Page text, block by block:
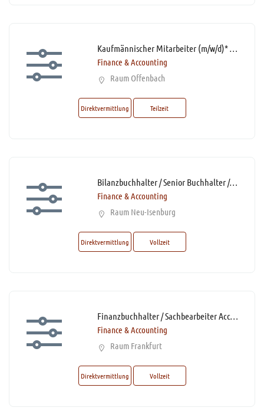
Kaufmännischer Mitarbeiter (m/w/d)* Rechnungswesen mit Schwerpunkt Leistungsabrechnung Teilzeit
Finance & Accounting
Raum Offenbach
Direktvermittlung Teilzeit
Bilanzbuchhalter / Senior Buchhalter / Senior Accountant (m/w/d)* mit DATEV-Kenntnissen
Finance & Accounting
Raum Neu-Isenburg
Direktvermittlung Vollzeit
Finanzbuchhalter / Sachbearbeiter Accounting (m/w/d)* mit Homeoffice Anteil
Finance & Accounting
Raum Frankfurt
Direktvermittlung Vollzeit